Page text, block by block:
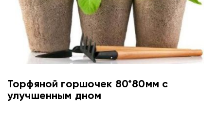
Торфяной горшочек 80*80мм с
улучшенным дном